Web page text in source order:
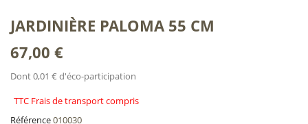
JARDINIÈRE PALOMA 55 CM
67,00 €
Dont 0,01 € d'éco-participation
TTC Frais de transport compris
Référence010030